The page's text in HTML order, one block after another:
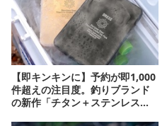
【即キンキンに】予約が即1,000
件超えの注目度。釣りブランド
の新作「チタン＋ステンレスの